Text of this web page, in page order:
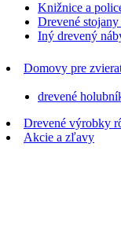
Knižnice a
Drevené
Iný drevený
Domovy pre
drevené
Drevené výrobky
Akcie a zľavy